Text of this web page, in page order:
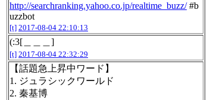
http://searchranking.yahoo.co.jp/realtime_buzz/#b
uzzbot
[t] 2017-08-04 22:10:13
(:3[＿＿＿]
[t] 2017-08-04 22:32:29
【話題急上昇中ワード】
1. ジュラシックワールド
2. 秦基博